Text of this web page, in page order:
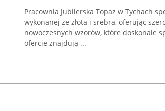
Pracownia Jubilerska Topaz w Tychach
wykonanej ze złota i srebra, oferując
nowoczesnych wzorów, które doskonale
ofercie znajdują ...